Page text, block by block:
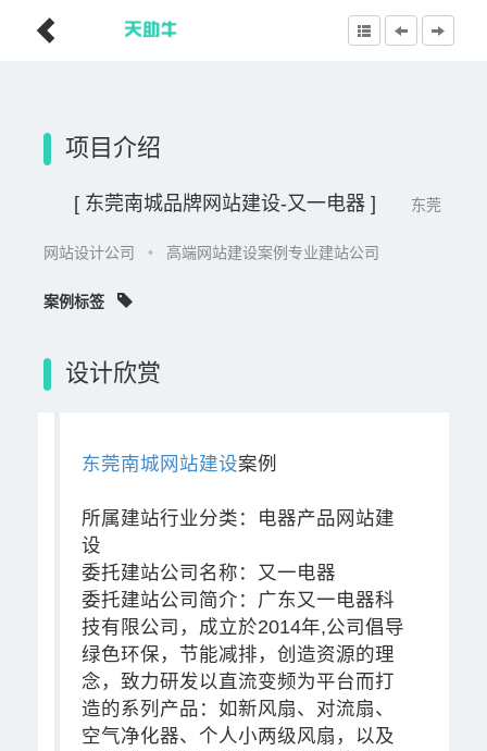
项目介绍
[ 东莞南城品牌网站建设-又一电器 ] 东莞
网站设计公司 • 高端网站建设案例专业建站公司
案例标签
设计欣赏
东莞南城网站建设案例
所属建站行业分类：电器产品网站建
设
委托建站公司名称：又一电器
委托建站公司简介：广东又一电器科
技有限公司，成立於2014年,公司倡导
绿色环保，节能减排，创造资源的理
念，致力研发以直流变频为平台而打
造的系列产品：如新风扇、对流扇、
空气净化器、个人小两级风扇，以及